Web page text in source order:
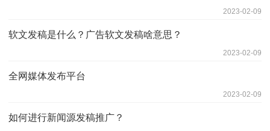
2023-02-09
软文发稿是什么？广告软文发稿啥意思？
2023-02-09
全网媒体发布平台
2023-02-09
如何进行新闻源发稿推广？